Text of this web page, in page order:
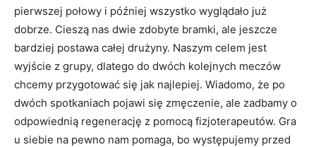
pierwszej połowy i później wszystko wyglądało już
dobrze. Cieszą nas dwie zdobyte bramki, ale jeszcze
bardziej postawa całej drużyny. Naszym celem jest
wyjście z grupy, dlatego do dwóch kolejnych meczów
chcemy przygotować się jak najlepiej. Wiadomo, że po
dwóch spotkaniach pojawi się zmęczenie, ale zadbamy o
odpowiednią regenerację z pomocą fizjoterapeutów. Gra
u siebie na pewno nam pomaga, bo występujemy przed